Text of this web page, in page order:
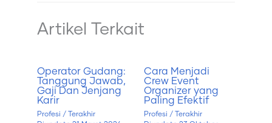
Artikel Terkait
Operator Gudang:
Tanggung Jawab,
Gaji Dan Jenjang
Karir
Profesi / Terakhir
Cara Menjadi
Crew Event
Organizer yang
Paling Efektif
Profesi / Terakhir